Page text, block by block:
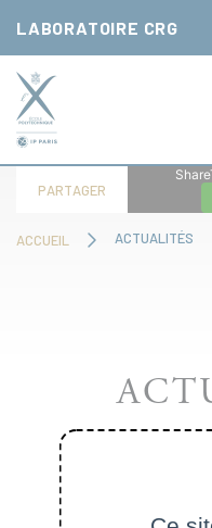
LABORATOIRE CRG
ACCUEIL ACTUALITÉS
PARTAGER